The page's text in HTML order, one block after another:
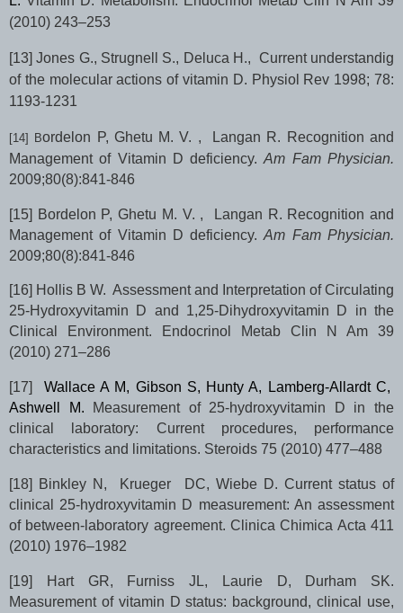
(2010) 243–253
[13] Jones G., Strugnell S., Deluca H.,
Current understandig
of the molecular actions of vitamin D. Physiol Rev 1998; 78:
1193-1231
[14] Bordelon P, Ghetu M. V. , Langan R. Recognition and
Management of Vitamin D deficiency.Am Fam Physician.
2009;80(8):841-846
[15] Bordelon P, Ghetu M. V. , Langan R. Recognition and
Management of Vitamin D deficiency.Am Fam Physician.
2009;80(8):841-846
[16]
Hollis B W. Assessment and Interpretation of Circulating
25-Hydroxyvitamin D and 1,25-Dihydroxyvitamin D in the
Clinical Environment. Endocrinol Metab Clin N Am 39
(2010) 271–286
[17]
Wallace A M, Gibson S, Hunty A, Lamberg-Allardt C,
Ashwell M.
Measurement of 25-hydroxyvitamin D in the
clinical laboratory: Current procedures, performance
characteristics and limitations. Steroids 75 (2010) 477–488
[18]
Binkley N, Krueger DC, Wiebe D. Current status of
clinical 25-hydroxyvitamin D measurement: An assessment
of between-laboratory agreement. Clinica Chimica Acta 411
(2010) 1976–1982
[19]
Hart GR, Furniss JL, Laurie D, Durham SK.
Measurement of vitamin D status: background, clinical use,